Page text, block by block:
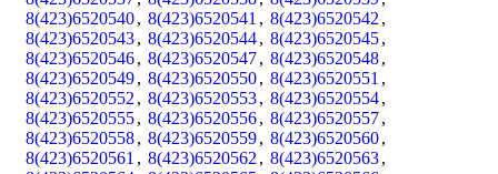
8(423)6520540, 8(423)6520541 , 8(423)6520542 ,
8(423)6520543, 8(423)6520544, 8(423)6520545,
8(423)6520546, 8(423)6520547, 8(423)6520548,
8(423)6520549, 8(423)6520550, 8(423)6520551 ,
8(423)6520552 , 8(423)6520553, 8(423)6520554,
8(423)6520555, 8(423)6520556, 8(423)6520557,
8(423)6520558, 8(423)6520559, 8(423)6520560,
8(423)6520561 , 8(423)6520562 , 8(423)6520563,